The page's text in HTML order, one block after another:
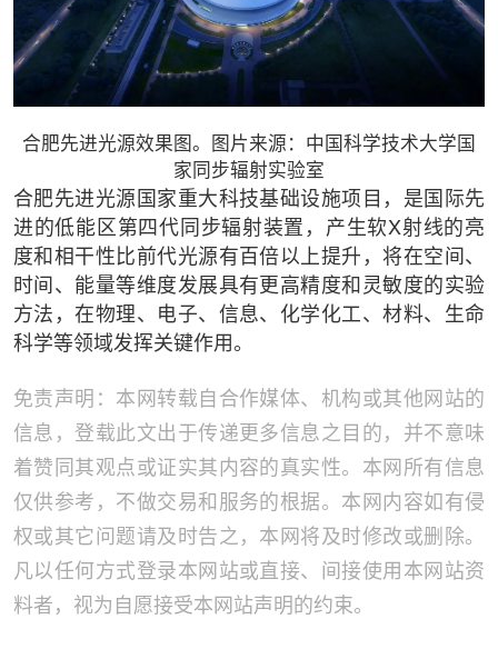
合肥先进光源效果图。图片来源：中国科学技术大学国
家同步辐射实验室
合肥先进光源国家重大科技基础设施项目，是国际先
进的低能区第四代同步辐射装置，产生软X射线的亮
度和相干性比前代光源有百倍以上提升，将在空间、
时间、能量等维度发展具有更高精度和灵敏度的实验
方法，在物理、电子、信息、化学化工、材料、生命
科学等领域发挥关键作用。
免责声明：本网转载自合作媒体、机构或其他网站的
信息，登载此文出于传递更多信息之目的，并不意味
着赞同其观点或证实其内容的真实性。本网所有信息
仅供参考，不做交易和服务的根据。本网内容如有侵
权或其它问题请及时告之，本网将及时修改或删除。
凡以任何方式登录本网站或直接、间接使用本网站资
料者，视为自愿接受本网站声明的约束。